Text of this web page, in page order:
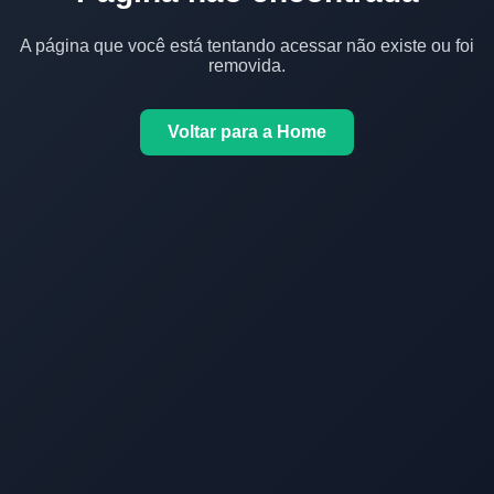
A página que você está tentando acessar não existe ou foi
removida.
Voltar para a Home